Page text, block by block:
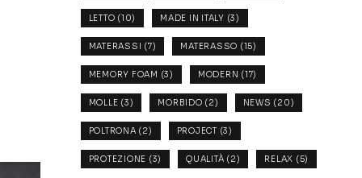
LETTO (10) MADE IN ITALY (3)
MATERASSI (7) MATERASSO (15)
MEMORY FOAM (3) MODERN (17)
MOLLE (3) MORBIDO (2) NEWS (20)
POLTRONA (2) PROJECT(3)
PROTEZIONE (3) QUALITÀ (2) RELAX (5)